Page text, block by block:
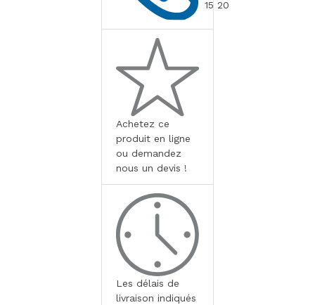
15 20
Achetez ce
produit en ligne
ou demandez
nous un devis !
Les délais de
livraison indiqués